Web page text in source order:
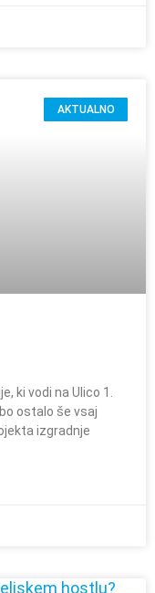
AKTUALNO
ki vodi na Ulico 1.
ostalo še vsaj
izgradnje